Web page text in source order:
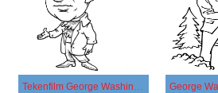
Tekenfilm George Washington